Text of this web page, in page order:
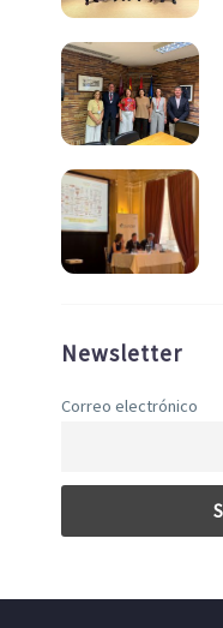
Newsletter
Correo electrónico